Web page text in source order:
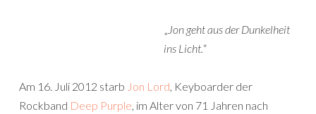
„ Jon geht aus der Dunkelheit
ins Licht.“
Am 16. Juli 2012 starb Jon Lord, Keyboarder der
Rockband Deep Purple, im Alter von 71 Jahren nach